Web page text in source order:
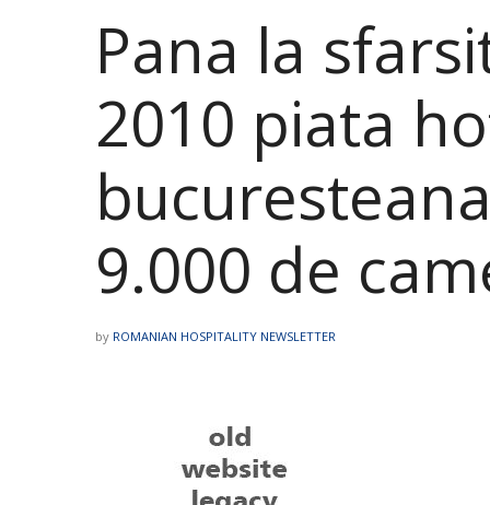
Pana la
2010 piata
9.000 de
by ROMANIAN HOSPITALITY NEWSLETTER